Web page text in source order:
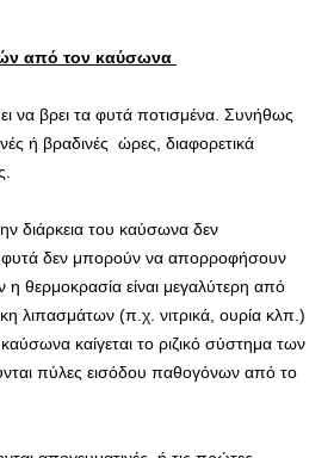
από τον καύσωνα
να βρει τα φυτά ποτισμένα. Συνήθως
ή βραδινές ώρες, διαφορετικά
διάρκεια του καύσωνα δεν
φυτά δεν μπορούν να απορροφήσουν
η θερμοκρασία είναι μεγαλύτερη από
λιπασμάτων (π.χ. νιτρικά, ουρία κλπ.)
καίγεται το ριζικό σύστημα των
πύλες εισόδου παθογόνων από το